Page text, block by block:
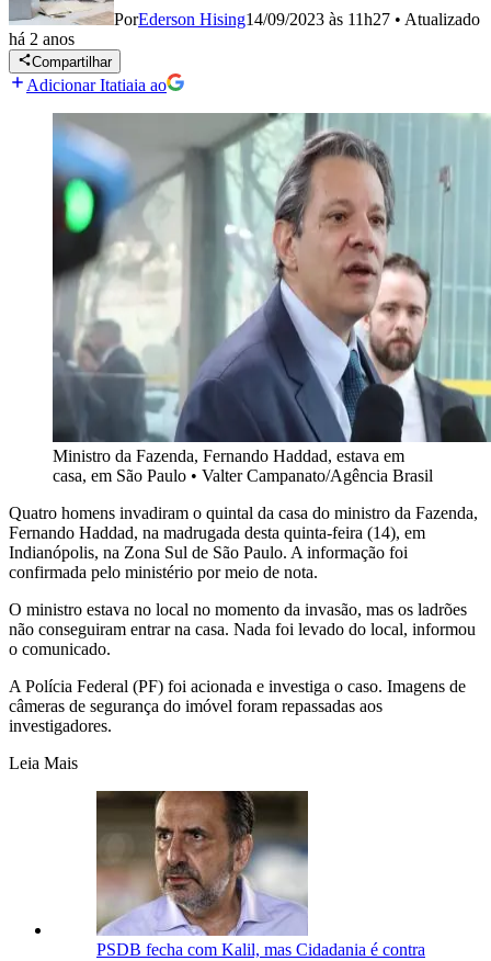
PorEderson Hising14/09/2023 às 11h27 • Atualizado
há 2 anos
Compartilhar
Adicionar Itatiaia ao
Ministro da Fazenda, Fernando Haddad, estava em
casa, em São Paulo • Valter Campanato/Agência Brasil
Quatro homens invadiram o quintal da casa do ministro da Fazenda,
Fernando Haddad, na madrugada desta quinta-feira (14), em
Indianópolis, na Zona Sul de São Paulo. A informação foi
confirmada pelo ministério por meio de nota.
O ministro estava no local no momento da invasão, mas os ladrões
não conseguiram entrar na casa. Nada foi levado do local, informou
o comunicado.
A Polícia Federal (PF) foi acionada e investiga o caso. Imagens de
câmeras de segurança do imóvel foram repassadas aos
investigadores.
Leia Mais
PSDB fecha com Kalil, mas Cidadania é contra